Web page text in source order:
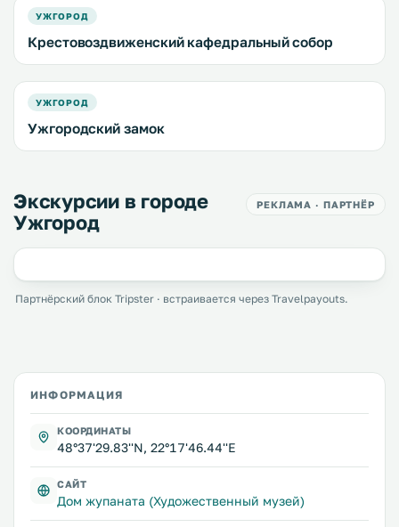
УЖГОРОД
Крестовоздвиженский кафедральный собор
УЖГОРОД
Ужгородский замок
Экскурсии в городе
Ужгород
РЕКЛАМА · ПАРТНЁР
Партнёрский блок Tripster · встраивается через Travelpayouts.
ИНФОРМАЦИЯ
КООРДИНАТЫ
48°37'29.83''N, 22°17'46.44''E
САЙТ
Дом жупаната (Художественный музей)